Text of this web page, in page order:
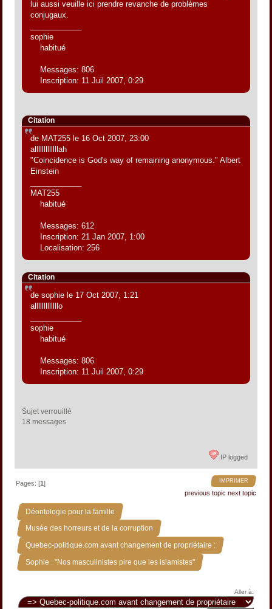
lui aussi veuille ici prendre revanche de problèmes
conjugaux.
sophie
habitué
Messages: 806
Inscription: 11 Juil 2007, 0:29
Citation
de MAT255 le 16 Oct 2007, 23:00
alllllllllllllah
"Coincidence is God's way of remaining anonymous." Albert
Einstein
MAT255
habitué
Messages: 612
Inscription: 21 Jan 2007, 1:00
Localisation: 256
Citation
de sophie le 17 Oct 2007, 1:21
alllllllllllllo
sophie
habitué
Messages: 806
Inscription: 11 Juil 2007, 0:29
Sujet verrouillé
18 messages 
IP logged
IMPRIMER
Pages: [1]
previous topic next topic
Déontologie pour la famille »
Musée des horreurs et de la corruption »
Quebec-politique.com avant changement de propriétaire : »
Sophie : "Nos masculinistes pire que les islamistes"
Aller à: